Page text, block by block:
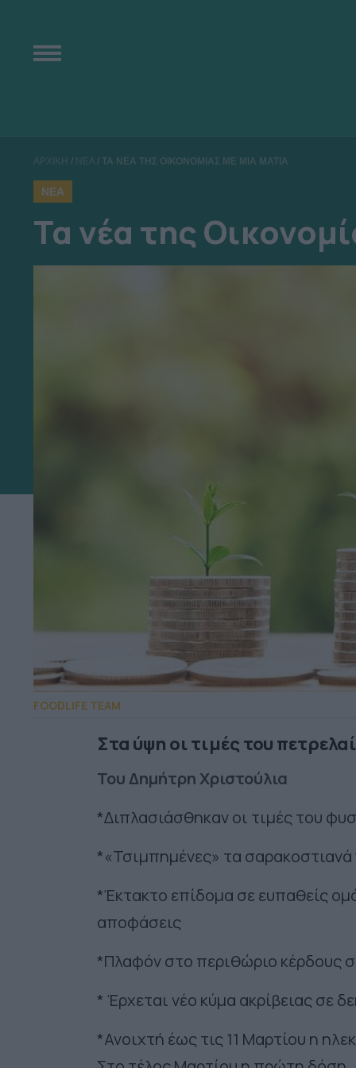
ΑΡΧΙΚΗ / ΝΕΑ/ ΤΑ ΝΕΑ ΤΗΣ ΟΙΚΟΝΟΜΙΑΣ ΜΕ ΜΙΑ ΜΑΤΙΑ
ΝΕΑ
Τα νέα της
FOODLIFE TEAM
Στα ύψη οι τιμές του
Του Δημήτρη Χριστούλια
*Διπλασιάσθηκαν οι τιμές του
*«Τσιμπημένες» τα
*Έκτακτο επίδομα σε ευπαθείς
αποφάσεις
*Πλαφόν στο περιθώριο κέρδους
* Έρχεται νέο κύμα ακρίβειας σε
*Ανοιχτή έως τις 11 Μαρτίου η